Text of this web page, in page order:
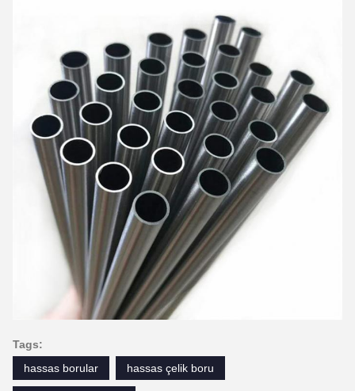
Tags:
hassas borular
hassas çelik boru